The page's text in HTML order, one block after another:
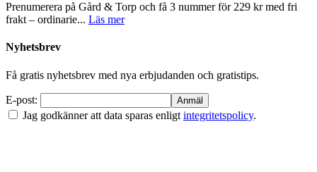
Prenumerera på Gård & Torp och få 3 nummer för 229 kr med fri
frakt – ordinarie... Läs mer
Nyhetsbrev
Få gratis nyhetsbrev med nya erbjudanden och gratistips.
E-post:
Jag godkänner att data sparas enligt integritetspolicy.